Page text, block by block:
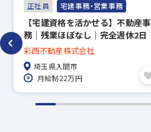
は厳守いたします。
正社員 宅建事務・営業事務
【宅建資格を活かせる】不動産事
務｜残業ほぼなし｜完全週休2日
｜武蔵藤沢駅徒歩1分｜宅建手当
最大2万円【彩西不動産】
彩西不動産株式会社
埼玉県入間市
月給制22万円